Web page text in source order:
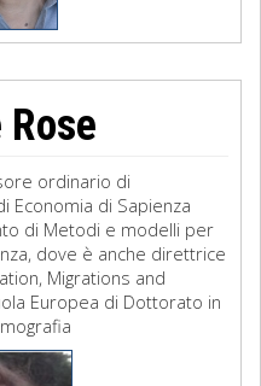
ordinario di
Economia di Sapienza
di Metodi e modelli per
dove è anche direttrice
Migrations and
Europea di Dottorato in